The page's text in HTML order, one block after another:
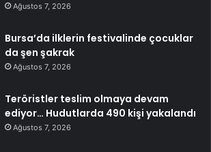
Ağustos 7, 2026
Bursa’da ilklerin festivalinde çocuklar
da şen şakrak
Ağustos 7, 2026
Teröristler teslim olmaya devam
ediyor… Hudutlarda 490 kişi yakalandı
Ağustos 7, 2026